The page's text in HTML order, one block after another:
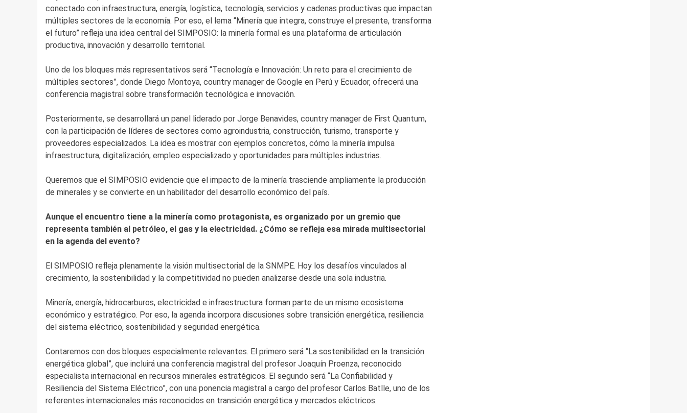
conectado con infraestructura, energía, logística, tecnología, servicios y cadenas productivas que impactan
múltiples sectores de la economía. Por eso, el lema “Minería que integra, construye el presente, transforma
el futuro” refleja una idea central del SIMPOSIO: la minería formal es una plataforma de articulación
productiva, innovación y desarrollo territorial.
Uno de los bloques más representativos será “Tecnología e Innovación: Un reto para el crecimiento de
múltiples sectores”, donde Diego Montoya, country manager de Google en Perú y Ecuador, ofrecerá una
conferencia magistral sobre transformación tecnológica e innovación.
Posteriormente, se desarrollará un panel liderado por Jorge Benavides, country manager de First Quantum,
con la participación de líderes de sectores como agroindustria, construcción, turismo, transporte y
proveedores especializados. La idea es mostrar con ejemplos concretos, cómo la minería impulsa
infraestructura, digitalización, empleo especializado y oportunidades para múltiples industrias.
Queremos que el SIMPOSIO evidencie que el impacto de la minería trasciende ampliamente la producción
de minerales y se convierte en un habilitador del desarrollo económico del país.
Aunque el encuentro tiene a la minería como protagonista, es organizado por un gremio que
representa también al petróleo, el gas y la electricidad. ¿Cómo se refleja esa mirada multisectorial
en la agenda del evento?
El SIMPOSIO refleja plenamente la visión multisectorial de la SNMPE. Hoy los desafíos vinculados al
crecimiento, la sostenibilidad y la competitividad no pueden analizarse desde una sola industria.
Minería, energía, hidrocarburos, electricidad e infraestructura forman parte de un mismo ecosistema
económico y estratégico. Por eso, la agenda incorpora discusiones sobre transición energética, resiliencia
del sistema eléctrico, sostenibilidad y seguridad energética.
Contaremos con dos bloques especialmente relevantes. El primero será “La sostenibilidad en la transición
energética global”, que incluirá una conferencia magistral del profesor Joaquín Proenza, reconocido
especialista internacional en recursos minerales estratégicos. El segundo será “La Confiabilidad y
Resiliencia del Sistema Eléctrico”, con una ponencia magistral a cargo del profesor Carlos Batlle, uno de los
referentes internacionales más reconocidos en transición energética y mercados eléctricos.